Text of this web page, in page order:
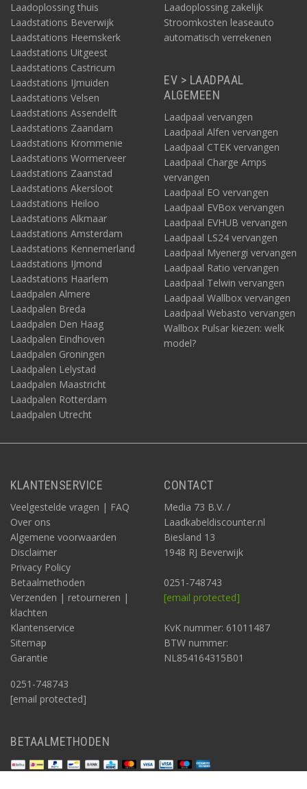
Laadoplossing thuis
Laadstations Beverwijk
Laadstations Heemskerk
Laadstations Uitgeest
Laadstations Castricum
Laadstations IJmuiden
Laadstations Velsen
Laadstations Assendelft
Laadstations Zaandam
Laadstations Krommenie
Laadstations Wormerveer
Laadstations Zaanstad
Laadstations Akersloot
Laadstations Heiloo
Laadstations Alkmaar
Laadstations Amsterdam
Laadstations Kennemerland
Laadstations IJmond
Laadstations Haarlem
Laadpalen Almere
Laadpalen Breda
Laadpalen Den Haag
Laadpalen Eindhoven
Laadpalen Groningen
Laadpalen Lelystad
Laadpalen Maastricht
Laadpalen Rotterdam
Laadpalen Utrecht
Laadoplossing zakelijk
Stroomkosten leaseauto
automatisch verrekenen
EV > LAADPAAL
ALGEMEEN
Laadpaal vervangen
Laadpaal Alfen vervangen
Laadpaal CTEK vervangen
Laadpaal Charge Amps
vervangen
Laadpaal EO vervangen
Laadpaal EVBox vervangen
Laadpaal EVHUB vervangen
Laadpaal LS24 vervangen
Laadpaal Myenergi vervangen
Laadpaal Ratio vervangen
Laadpaal Telwin vervangen
Laadpaal Wallbox vervangen
Laadpaal Webasto vervangen
Wallbox Pulsar kiezen: welk
model?
KLANTENSERVICE
Veelgestelde vragen | FAQ
Over ons
Algemene voorwaarden
Disclaimer
Privacy Policy
Betaalmethoden
Verzenden | retourneren |
klachten
Klantenservice
Sitemap
Garantie
0251-748743
[email protected]
CONTACT
Media 73 B.V. /
Laadkabeldiscounter.nl
Biesland 13
1948 RJ Beverwijk
0251-748743
[email protected]
KvK nummer: 61011487
BTW nummer:
NL854164315B01
BETAALMETHODEN